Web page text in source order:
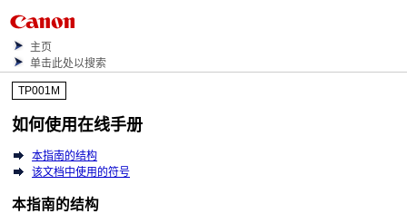
主页
单击此处以搜索
TP001M
如何使用在线手册
本指南的结构
该文档中使用的符号
本指南的结构